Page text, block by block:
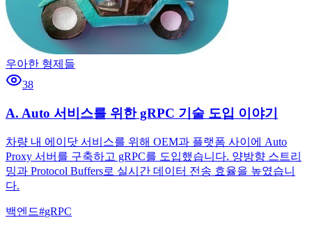
우아한 형제들
38
A. Auto 서비스를 위한 gRPC 기술 도입 이야기
차량 내 에이닷 서비스를 위해 OEM과 플랫폼 사이에 Auto
Proxy 서버를 구축하고 gRPC를 도입했습니다. 양방향 스트리
밍과 Protocol Buffers로 실시간 데이터 전송 효율을 높였습니
다.
백엔드#gRPC